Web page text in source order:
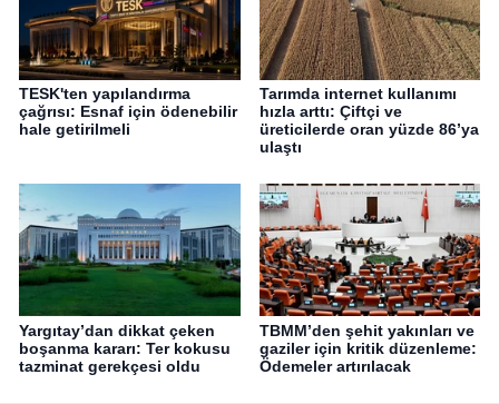
TESK'ten yapılandırma
çağrısı: Esnaf için ödenebilir
hale getirilmeli
Tarımda internet kullanımı
hızla arttı: Çiftçi ve
üreticilerde oran yüzde 86’ya
ulaştı
Yargıtay’dan dikkat çeken
boşanma kararı: Ter kokusu
tazminat gerekçesi oldu
TBMM’den şehit yakınları ve
gaziler için kritik düzenleme:
Ödemeler artırılacak